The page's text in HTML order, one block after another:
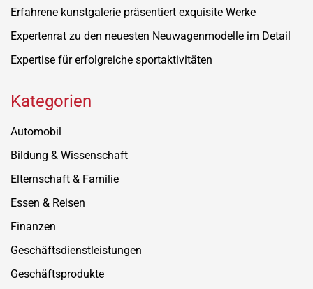
Erfahrene kunstgalerie präsentiert exquisite Werke
Expertenrat zu den neuesten Neuwagenmodelle im Detail
Expertise für erfolgreiche sportaktivitäten
Kategorien
Automobil
Bildung & Wissenschaft
Elternschaft & Familie
Essen & Reisen
Finanzen
Geschäftsdienstleistungen
Geschäftsprodukte